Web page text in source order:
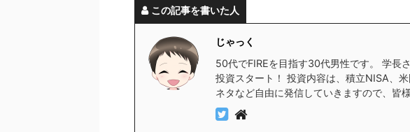
この記事を書いた人
じゃっく
50代でFIREを目指す30代男性です。 学長
投資スタート！ 投資内容は、積立NISA、
ネタなど自由に発信していきますので、皆